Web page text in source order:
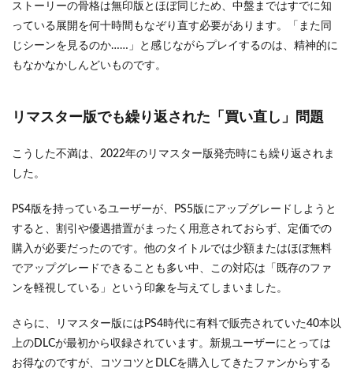
ストーリーの骨格は無印版とほぼ同じため、中盤まではすでに知
っている展開を何十時間もなぞり直す必要があります。「また同
じシーンを見るのか……」と感じながらプレイするのは、精神的に
もなかなかしんどいものです。
リマスター版でも繰り返された「買い直し」問題
こうした不満は、2022年のリマスター版発売時にも繰り返されま
した。
PS4版を持っているユーザーが、PS5版にアップグレードしようと
すると、割引や優遇措置がまったく用意されておらず、定価での
購入が必要だったのです。他のタイトルでは少額またはほぼ無料
でアップグレードできることも多い中、この対応は「既存のファ
ンを軽視している」という印象を与えてしまいました。
さらに、リマスター版にはPS4時代に有料で販売されていた40本以
上のDLCが最初から収録されています。新規ユーザーにとっては
お得なのですが、コツコツとDLCを購入してきたファンからする